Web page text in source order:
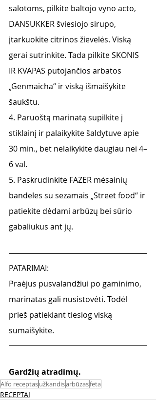
salotoms, pilkite baltojo vyno acto,
DANSUKKER šviesiojo sirupo,
įtarkuokite citrinos žievelės. Viską
gerai sutrinkite. Tada pilkite SKONIS
IR KVAPAS putojančios arbatos
„Genmaicha“ ir viską išmaišykite
šaukštu.
4. Paruoštą marinatą supilkite į
stiklainį ir palaikykite šaldytuve apie
30 min., bet nelaikykite daugiau nei 4–
6 val.
5. Paskrudinkite FAZER mėsainių
bandeles su sezamais „Street food“ ir
patiekite dėdami arbūzų bei sūrio
gabaliukus ant jų.
PATARIMAI:
Praėjus pusvalandžiui po gaminimo,
marinatas gali nusistovėti. Todėl
prieš patiekiant tiesiog viską
sumaišykite.
Gardžių atradimų.
Alfo receptasužkandisarbūzasfeta
RECEPTAI